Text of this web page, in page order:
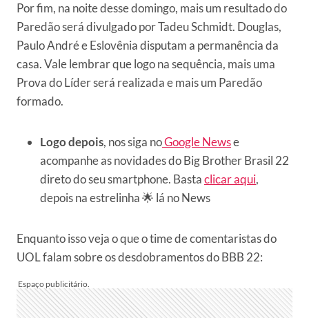
Por fim, na noite desse domingo, mais um resultado do
Paredão será divulgado por Tadeu Schmidt. Douglas,
Paulo André e Eslovênia disputam a permanência da
casa. Vale lembrar que logo na sequência, mais uma
Prova do Líder será realizada e mais um Paredão
formado.
Logo depois, nos siga noGoogle Newse
acompanhe as novidades do Big Brother Brasil 22
direto do seu smartphone. Bastaclicar aqui,
depois na estrelinha 🌟 lá no News
Enquanto isso veja o que o time de comentaristas do
UOL falam sobre os desdobramentos do BBB 22: